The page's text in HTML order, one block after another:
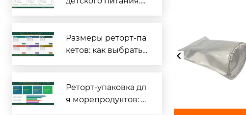
и соответствию тре
бованиям [2026]
Размеры реторт-па
кетов: как выбрать
одукта
Реторт-упаковка дл
я морепродуктов: п